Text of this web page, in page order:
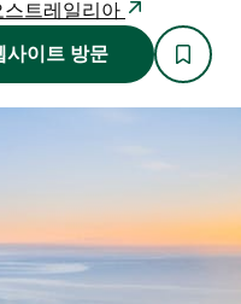
트레일리아
사이트 방문